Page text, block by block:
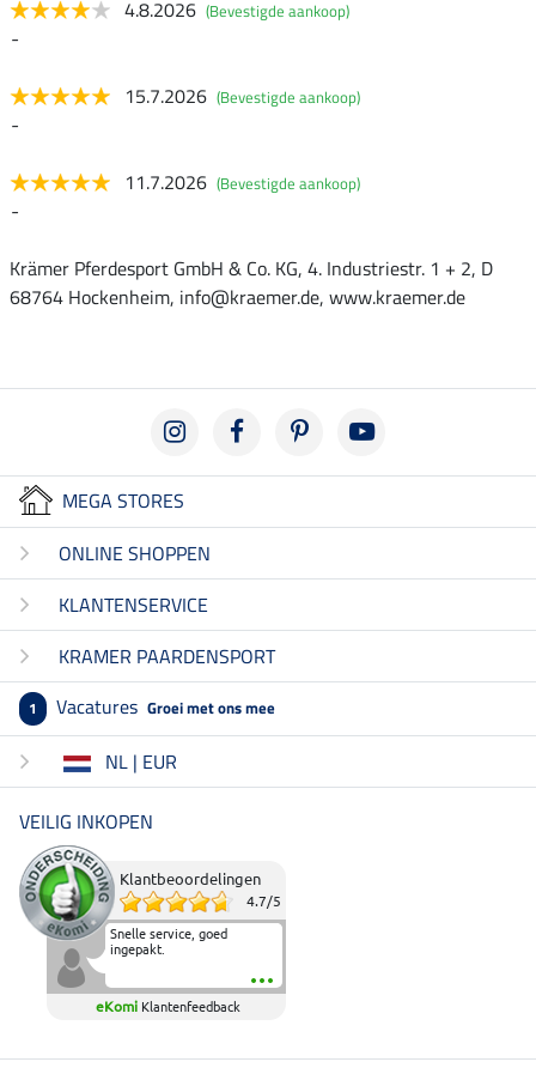
4.8.2026 (Bevestigde aankoop)
-
15.7.2026 (Bevestigde aankoop)
-
11.7.2026 (Bevestigde aankoop)
-
Krämer Pferdesport GmbH & Co. KG, 4. Industriestr. 1 + 2, D
68764 Hockenheim, info@kraemer.de, www.kraemer.de
MEGA STORES
ONLINE SHOPPEN
KLANTENSERVICE
KRAMER PAARDENSPORT
1 Vacatures Groei met ons mee
NL | EUR
VEILIG INKOPEN
Klantbeoordelingen
4.7/5
Snelle service, goed
ingepakt.
eKomi Klantenfeedback